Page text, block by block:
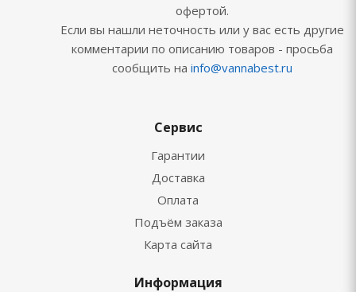
офертой.
Если вы нашли неточность или у вас есть другие
комментарии по описанию товаров - просьба
сообщить на info@vannabest.ru
Сервис
Гарантии
Доставка
Оплата
Подъём заказа
Карта сайта
Информация